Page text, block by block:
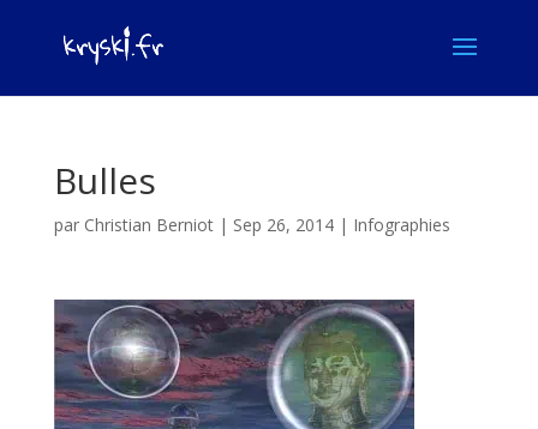
Bulles
par Christian Berniot| Sep 26, 2014| Infographies